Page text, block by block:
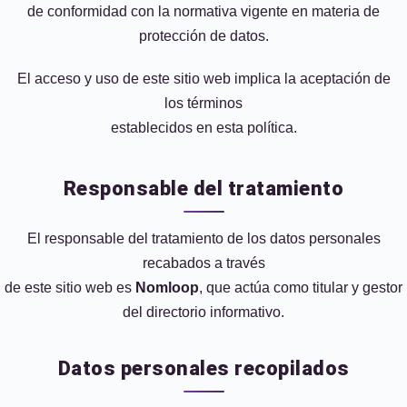
de conformidad con la normativa vigente en materia de
protección de datos.
El acceso y uso de este sitio web implica la aceptación de
los términos
establecidos en esta política.
Responsable del tratamiento
El responsable del tratamiento de los datos personales
recabados a través
de este sitio web es Nomloop, que actúa como titular y gestor
del directorio informativo.
Datos personales recopilados